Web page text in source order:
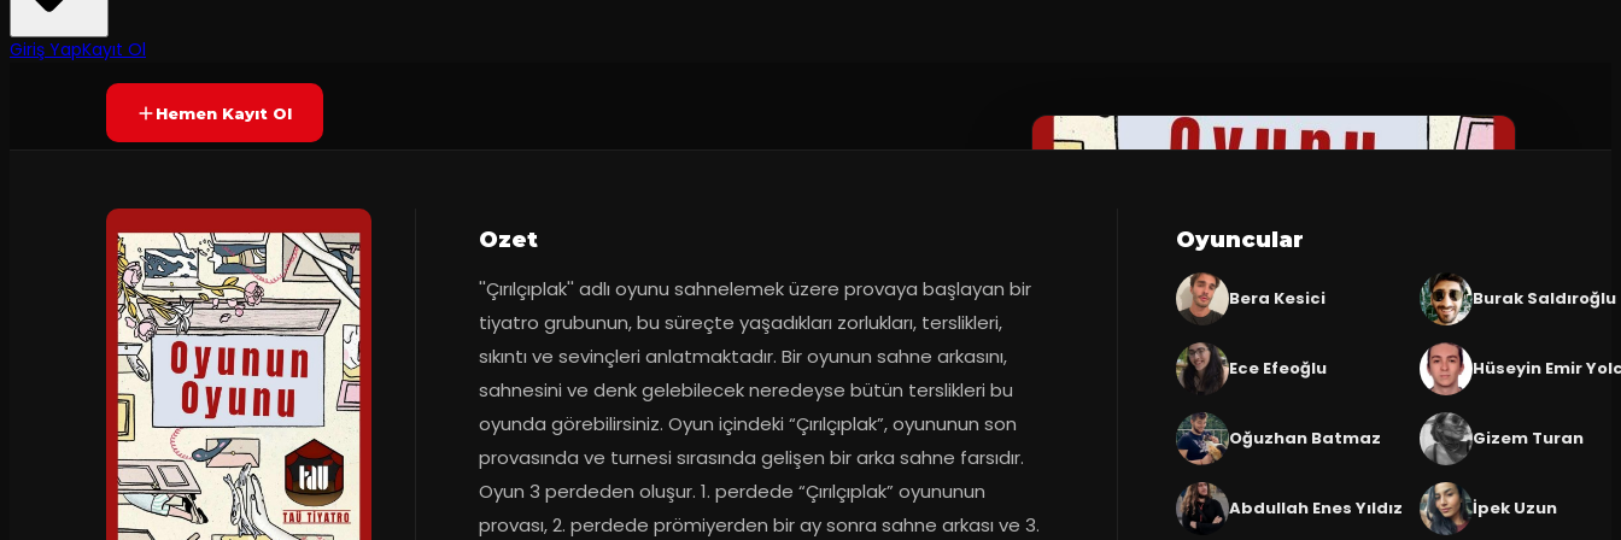
Giriş YapKayıt OlYAKINDA
Hemen Kayıt Ol
Ozet
''Çırılçıplak'' adlı oyunu sahnelemek üzere provaya başlayan bir
tiyatro grubunun, bu süreçte yaşadıkları zorlukları, terslikleri,
sıkıntı ve sevinçleri anlatmaktadır. Bir oyunun sahne arkasını,
sahnesini ve denk gelebilecek neredeyse bütün terslikleri bu
oyunda görebilirsiniz. Oyun içindeki “Çırılçıplak”, oyununun son
provasında ve turnesi sırasında gelişen bir arka sahne farsıdır.
Oyun 3 perdeden oluşur. 1. perdede “Çırılçıplak” oyununun
provası, 2. perdede prömiyerden bir ay sonra sahne arkası ve 3.
Oyuncular
Bera Kesici Burak Saldıroğlu
Ece Efeoğlu Hüseyin Emir
Oğuzhan Batmaz Gizem Turan
Abdullah Enes Yıldız İpek Uzun